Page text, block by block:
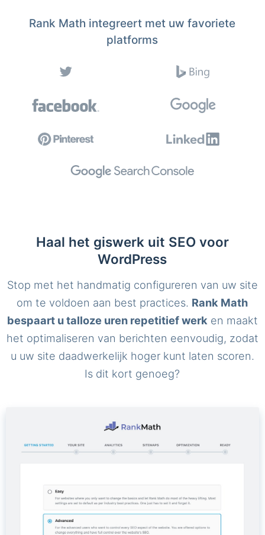
Rank Math integreert met uw favoriete
platforms
Haal het giswerk uit SEO voor
WordPress
Stop met het handmatig configureren van uw site
om te voldoen aan best practices. Rank Math
bespaart u talloze uren repetitief werk en maakt
het optimaliseren van berichten eenvoudig, zodat
u uw site daadwerkelijk hoger kunt laten scoren.
Is dit kort genoeg?